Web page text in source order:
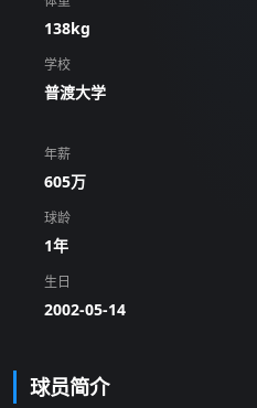
138kg
学校
普渡大学
年薪
605万
球龄
1年
生日
2002-05-14
球员简介